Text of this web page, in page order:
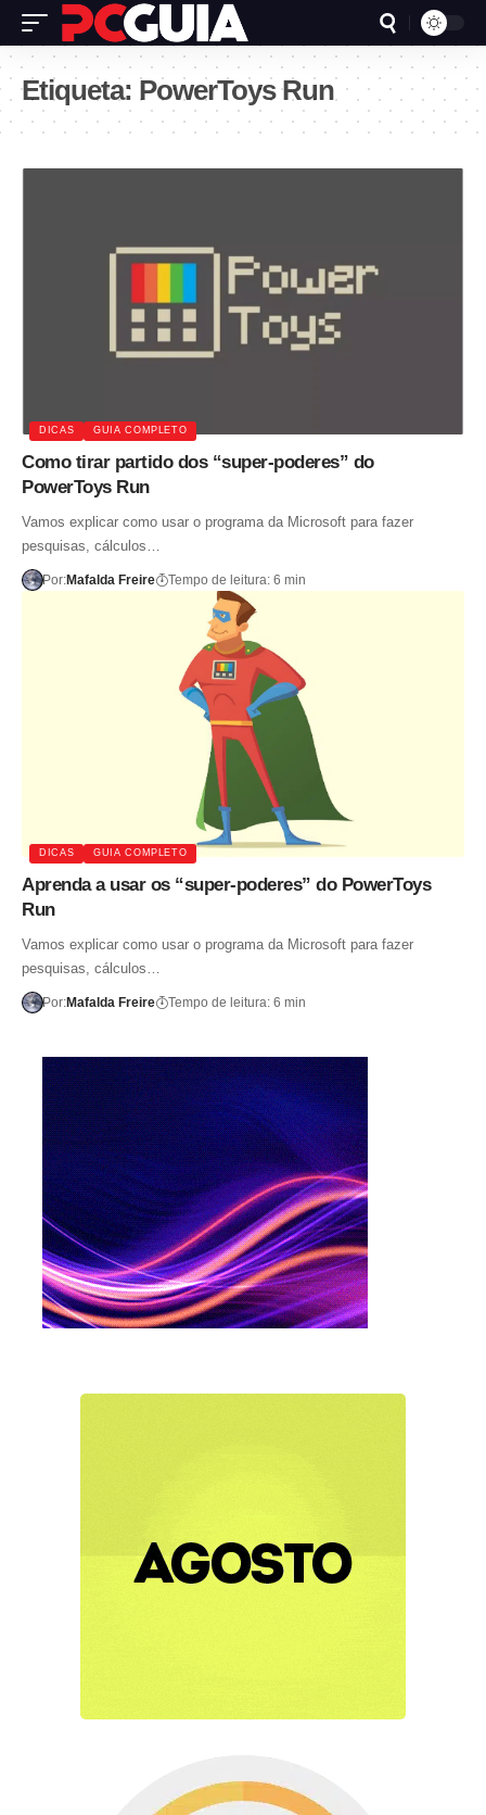
Etiqueta: PowerToys Run
DICAS GUIA COMPLETO
Como tirar partido dos “super-poderes” do
PowerToys Run
Vamos explicar como usar o programa da Microsoft para fazer
pesquisas, cálculos…
Por:Mafalda Freire Tempo de leitura: 6 min
DICAS GUIA COMPLETO
Aprenda a usar os “super-poderes” do PowerToys
Run
Vamos explicar como usar o programa da Microsoft para fazer
pesquisas, cálculos…
Por:Mafalda Freire Tempo de leitura: 6 min